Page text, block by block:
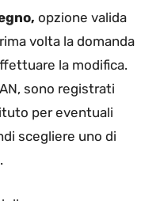
opzione valida
volta la domanda
la modifica.
sono registrati
per eventuali
scegliere uno di